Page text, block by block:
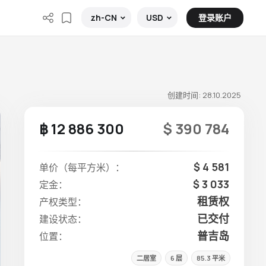
zh-CN USD 登录账户
创建时间: 28.10.2025
฿ 12 886 300 $ 390 784
单价（每平方米）： $ 4 581
定金： $ 3 033
产权类型： 租赁权
建设状态： 已交付
位置： 普吉岛
二居室 6 层 85.3 平米